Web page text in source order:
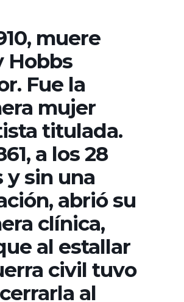
muere
Hobbs
Fue la
mujer
titulada.​
a los 28
y sin una
abrió su
clínica,
al estallar
civil tuvo
al